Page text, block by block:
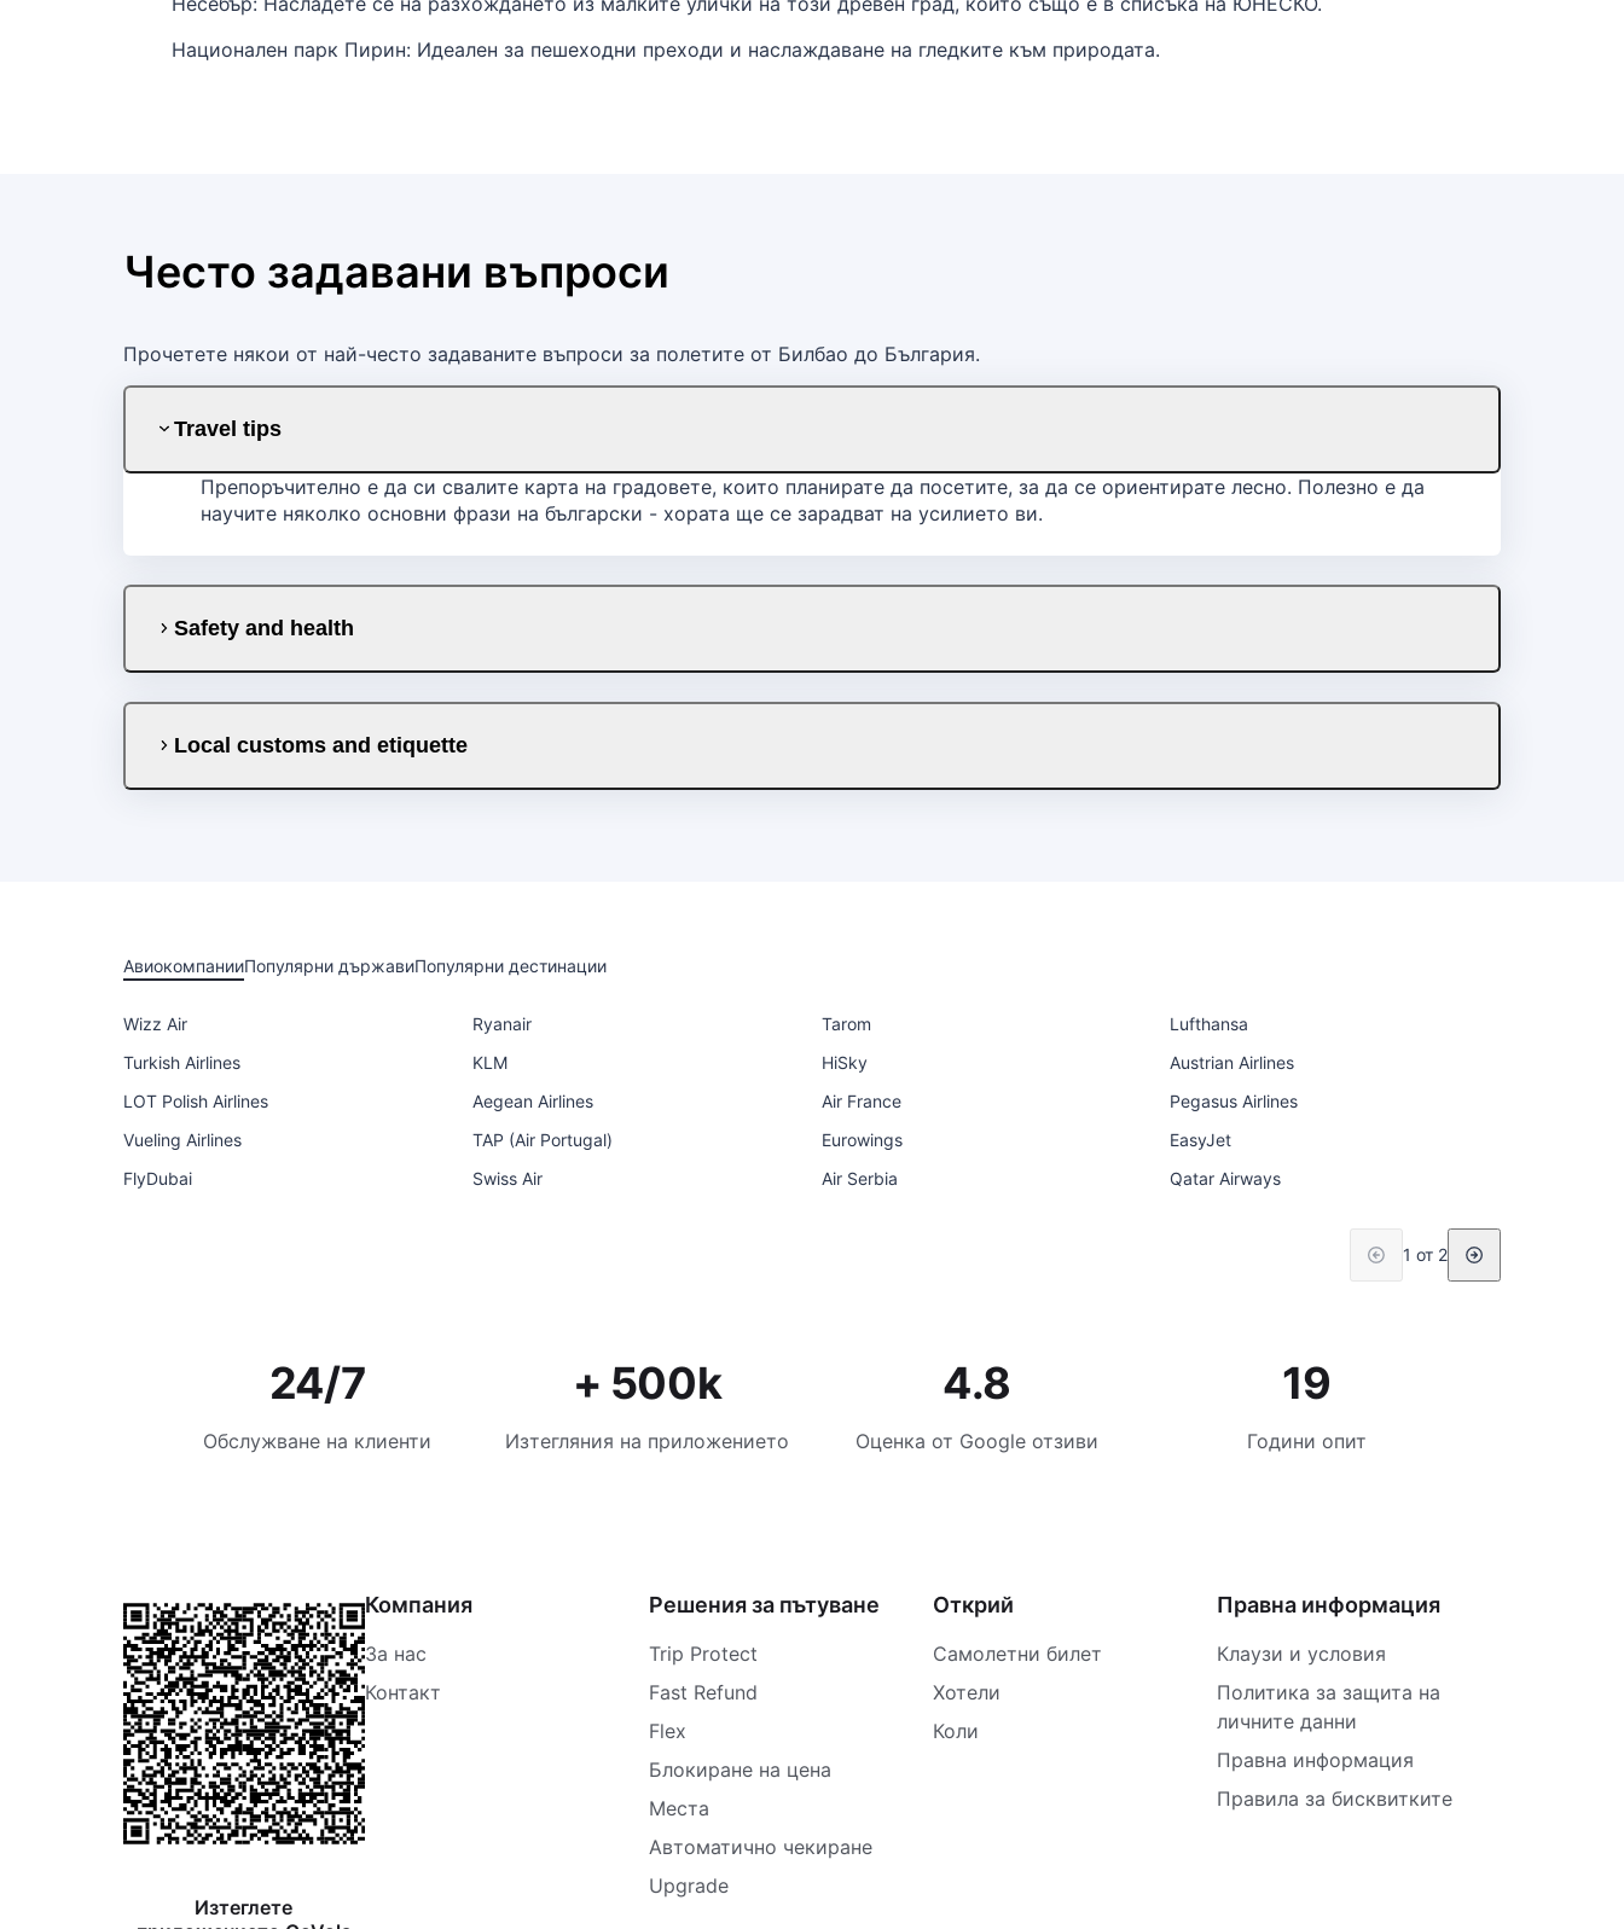
Национален парк Пирин: Идеален за пешеходни преходи и наслаждаване на гледките към природата.
Често задавани въпроси
Прочетете някои от най-често задаваните въпроси за полетите от Билбао до България.
Travel tips
Препоръчително е да си свалите карта на градовете, които планирате да посетите, за да се ориентирате лесно. Полезно е да
научите няколко основни фрази на български - хората ще се зарадват на усилието ви.
Safety and health
Local customs and etiquette
АвиокомпанииПопулярни държавиПопулярни дестинации
Wizz Air Ryanair Tarom
Lufthansa
Turkish Airlines
KLM HiSky
Austrian Airlines
LOT Polish Airlines
Aegean Airlines Air France
Pegasus Airlines
Vueling Airlines
TAP (Air Portugal) Eurowings
EasyJet
FlyDubai
Swiss Air Air Serbia Qatar Airways
1 от 2
24/7
Обслужване на клиенти
+ 500k
Изтегляния на приложението
4.8
Оценка от Google отзиви
19
Години опит
Изтеглете
Компания
За нас
Контакт
Решения за пътуване
Trip Protect
Fast Refund
Flex
Блокиране на цена
Места
Автоматично чекиране
Upgrade
Открий
Самолетни билет
Хотели
Коли
Правна информация
Клаузи и условия
Политика за защита на
личните данни
Правна информация
Правила за бисквитките